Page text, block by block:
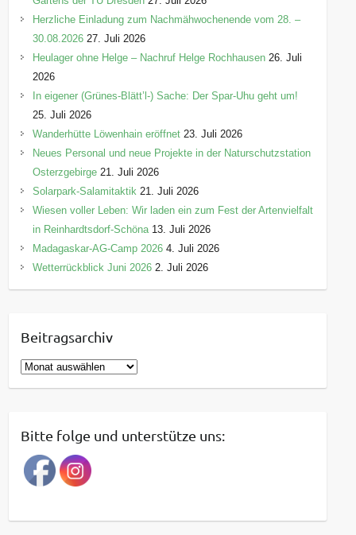
Herzliche Einladung zum Nachmähwochenende vom 28. –
30.08.2026 27. Juli 2026
Heulager ohne Helge – Nachruf Helge Rochhausen 26. Juli
2026
In eigener (Grünes-Blätt’l-) Sache: Der Spar-Uhu geht um!
25. Juli 2026
Wanderhütte Löwenhain eröffnet 23. Juli 2026
Neues Personal und neue Projekte in der Naturschutzstation
Osterzgebirge 21. Juli 2026
Solarpark-Salamitaktik 21. Juli 2026
Wiesen voller Leben: Wir laden ein zum Fest der Artenvielfalt
in Reinhardtsdorf-Schöna 13. Juli 2026
Madagaskar-AG-Camp 2026 4. Juli 2026
Wetterrückblick Juni 2026 2. Juli 2026
Beitragsarchiv
B
e
r
a
g
a
Bitte folge und unterstütze uns: